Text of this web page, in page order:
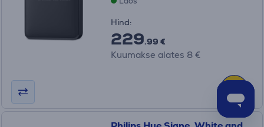
Hind:
229.99 €
Kuumakse alates 8 €